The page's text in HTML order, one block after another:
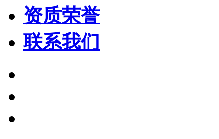
资质荣誉
联系我们